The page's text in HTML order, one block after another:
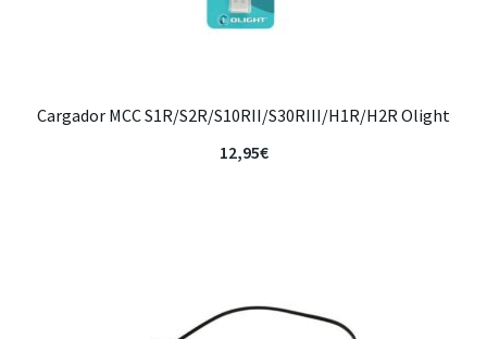
Cargador MCC S1R/S2R/S10RII/S30RIII/H1R/H2R Olight
12,95€